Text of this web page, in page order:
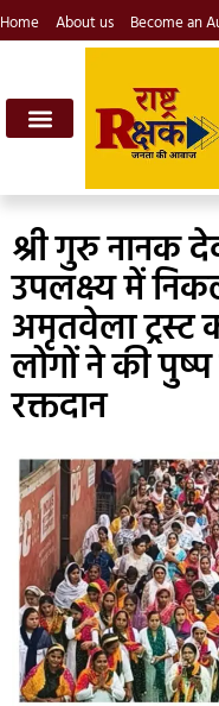
Home About us Become an
श्री गुरु नानक
उपलक्ष्य में
अमृतवेला ट्रस्ट
लोगों ने की पुष्प
रक्तदान